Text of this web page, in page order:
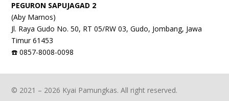
PEGURON SAPUJAGAD 2
(Aby Marnos)
Jl. Raya Gudo No. 50, RT 05/RW 03, Gudo, Jombang, Jawa
Timur 61453
☎️ 0857-8008-0098
© 2021 – 2026 Kyai Pamungkas. All right reserved.